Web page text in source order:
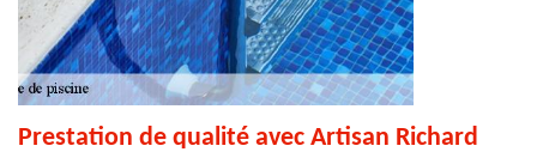
Prestation de qualité avec Artisan Richard